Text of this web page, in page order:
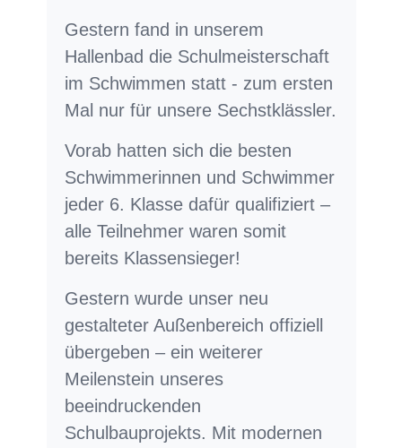
Gestern fand in unserem
Hallenbad die Schulmeisterschaft
im Schwimmen statt - zum ersten
Mal nur für unsere Sechstklässler.
Vorab hatten sich die besten
Schwimmerinnen und Schwimmer
jeder 6. Klasse dafür qualifiziert –
alle Teilnehmer waren somit
bereits Klassensieger!
Gestern wurde unser neu
gestalteter Außenbereich offiziell
übergeben – ein weiterer
Meilenstein unseres
beeindruckenden
Schulbauprojekts. Mit modernen